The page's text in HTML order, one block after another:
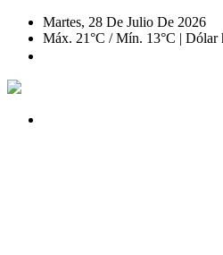
Martes, 28 De Julio De 2026
Máx. 21°C / Mín. 13°C | Dólar